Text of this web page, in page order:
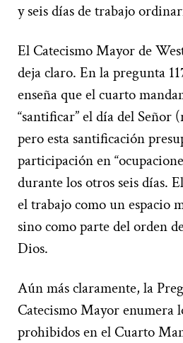
y seis días de trabajo
El Catecismo Mayor de
deja claro. En la pregunta
enseña que el cuarto
“santificar” el día del Señor
pero esta santificación
participación en
durante los otros seis días.
el trabajo como un espacio
sino como parte del orden
Dios.
Aún más claramente, la
Catecismo Mayor enumera
prohibidos en el Cuarto